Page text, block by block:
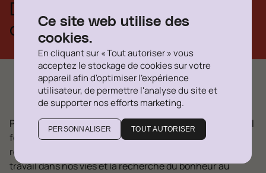
Ce site web utilise des
cookies.
En cliquant sur « Tout autoriser » vous
acceptez le stockage de cookies sur votre
appareil afin d'optimiser l'expérience
utilisateur, de permettre l'analyse du site et
de supporter nos efforts marketing.
PERSONNALISER TOUT AUTORISER
Delegatus à l’origine du droit
d’être heureux
Pandémie oblige, la santé mentale et le rapport au travail
font plus que jamais partie de l’actualité. Plusieurs
réflexions s’imposent, notamment l’omniprésence du
travail dans nos vies et la recherche du bonheur au